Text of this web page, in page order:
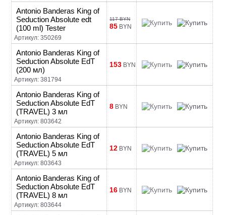
Antonio Banderas King of
Seduction Absolute edt
(100 ml) Tester
Артикул: 350269
117 BYN
85 BYN
Antonio Banderas King of
Seduction Absolute EdT
(200 мл)
Артикул: 381794
153 BYN
Antonio Banderas King of
Seduction Absolute EdT
(TRAVEL) 3 мл
Артикул: 803642
8 BYN
Antonio Banderas King of
Seduction Absolute EdT
(TRAVEL) 5 мл
Артикул: 803643
12 BYN
Antonio Banderas King of
Seduction Absolute EdT
(TRAVEL) 8 мл
Артикул: 803644
16 BYN